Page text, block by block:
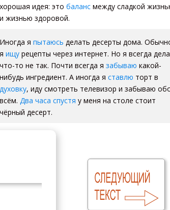
хорошая идея: это балансмежду сладкой
и жизнью здоровой.
Иногда я пытаюсь делать десерты дома.
я ищурецепты через интернет. Но я всегда
что-то не так. Почти всегда я забываю какой-
нибудь ингредиент. А иногда я ставлю торт в
духовку, иду смотреть телевизор и забываю
всём. Два часа спустя у меня на столе стоит
чёрный десерт.